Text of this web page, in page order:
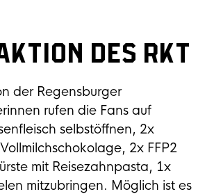
des RKT
der Regensburger
rufen die Fans auf
selbstöffnen, 2x
2x FFP2
mit Reisezahnpasta, 1x
mitzubringen. Möglich ist es